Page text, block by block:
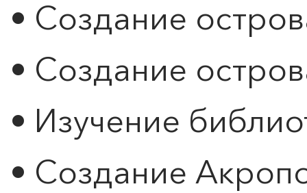
• Создание
• Создание
• Изучение
• Создание